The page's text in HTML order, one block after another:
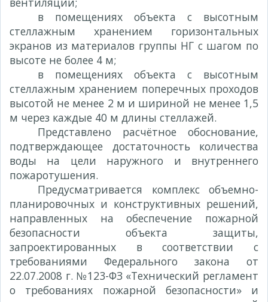
в помещениях объекта с высотным
стеллажным хранением горизонтальных
экранов из материалов группы НГ с шагом по
высоте не более 4 м;
в помещениях объекта с высотным
стеллажным хранением поперечных проходов
высотой не менее 2 м и шириной не менее 1,5
м через каждые 40 м длины стеллажей.
Представлено расчётное обоснование,
подтверждающее достаточность количества
воды на цели наружного и внутреннего
пожаротушения.
Предусматривается комплекс объемно-
планировочных и конструктивных решений,
направленных на обеспечение пожарной
безопасности объекта защиты,
запроектированных в соответствии с
требованиями Федерального закона от
22.07.2008 г. №123-ФЗ «Технический регламент
о требованиях пожарной безопасности» и